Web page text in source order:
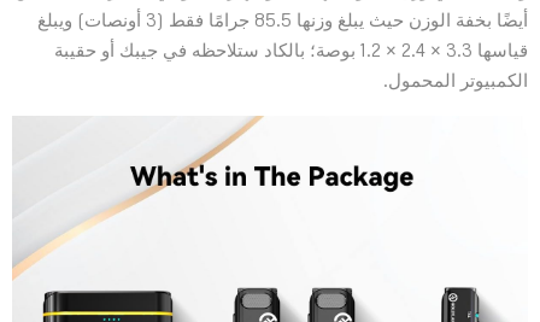
أيضًا بخفة الوزن حيث يبلغ وزنها 85.5 جرامًا فقط (3 أونصات) ويبلغ
قياسها 3.3 × 2.4 × 1.2 بوصة؛ بالكاد ستلاحظه في جيبك أو حقيبة
الكمبيوتر المحمول.